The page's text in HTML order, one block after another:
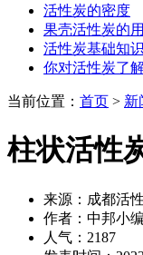
活性炭的密度
果壳活性炭的
活性炭基础知
你对活性炭了
当前位置： 首页 > 新
柱状活性
来源：成都活
作者：中邦小编
人气：2187